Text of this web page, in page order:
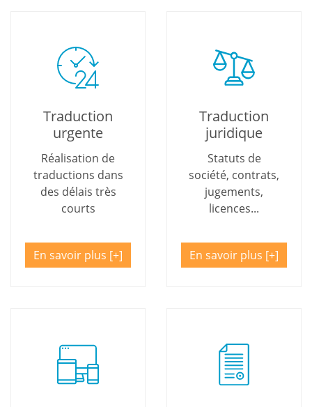
Traduction
urgente
Réalisation de
traductions dans
des délais très
courts
En savoir plus
Traduction
juridique
Statuts de
société, contrats,
jugements,
licences...
En savoir plus